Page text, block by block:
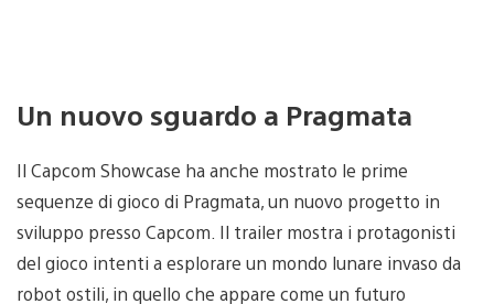
Un nuovo sguardo a Pragmata
Il Capcom Showcase ha anche mostrato le prime
sequenze di gioco di Pragmata, un nuovo progetto in
sviluppo presso Capcom. Il trailer mostra i protagonisti
del gioco intenti a esplorare un mondo lunare invaso da
robot ostili, in quello che appare come un futuro